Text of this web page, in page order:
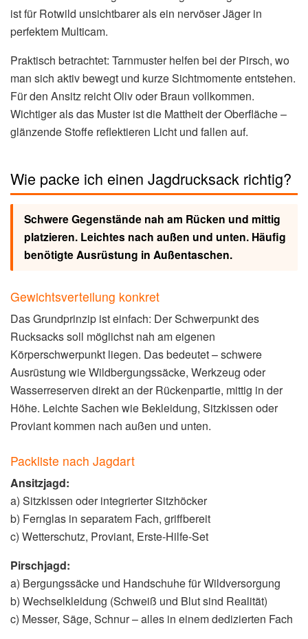
ist für Rotwild unsichtbarer als ein nervöser Jäger in
perfektem Multicam.
Praktisch betrachtet: Tarnmuster helfen bei der Pirsch, wo
man sich aktiv bewegt und kurze Sichtmomente entstehen.
Für den Ansitz reicht Oliv oder Braun vollkommen.
Wichtiger als das Muster ist die Mattheit der Oberfläche –
glänzende Stoffe reflektieren Licht und fallen auf.
Wie packe ich einen Jagdrucksack richtig?
Schwere Gegenstände nah am Rücken und mittig
platzieren. Leichtes nach außen und unten. Häufig
benötigte Ausrüstung in Außentaschen.
Gewichtsverteilung konkret
Das Grundprinzip ist einfach: Der Schwerpunkt des
Rucksacks soll möglichst nah am eigenen
Körperschwerpunkt liegen. Das bedeutet – schwere
Ausrüstung wie Wildbergungssäcke, Werkzeug oder
Wasserreserven direkt an der Rückenpartie, mittig in der
Höhe. Leichte Sachen wie Bekleidung, Sitzkissen oder
Proviant kommen nach außen und unten.
Packliste nach Jagdart
Ansitzjagd:
a) Sitzkissen oder integrierter Sitzhöcker
b) Fernglas in separatem Fach, griffbereit
c) Wetterschutz, Proviant, Erste-Hilfe-Set
Pirschjagd:
a) Bergungssäcke und Handschuhe für Wildversorgung
b) Wechselkleidung (Schweiß und Blut sind Realität)
c) Messer, Säge, Schnur – alles in einem dedizierten Fach